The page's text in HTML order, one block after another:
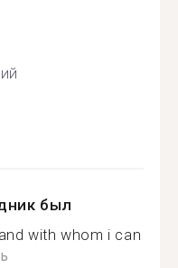
был
with whom i can